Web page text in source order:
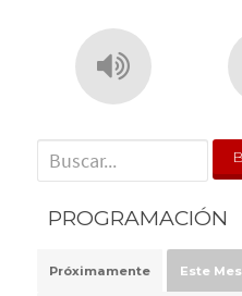
' . __('Search for:') . '
PROGRAMACIÓN
Próximamente Este Mes